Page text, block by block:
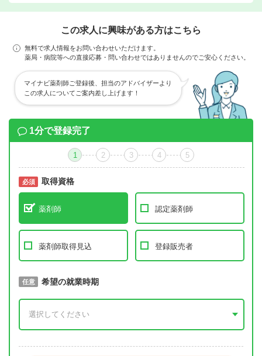
この求人に興味がある方はこちら
無料で求人情報をお問い合わせいただけます。
薬局・病院等への直接応募・問い合わせではありませんのでご安心ください。
マイナビ薬剤師ご登録後、担当のアドバイザーより
この求人についてご案内差し上げます！
1分で登録完了
1 2 3 4 5
必須 取得資格
薬剤師 認定薬剤師
薬剤師取得見込 登録販売者
必須 取得予定年
任意 希望の就業時期